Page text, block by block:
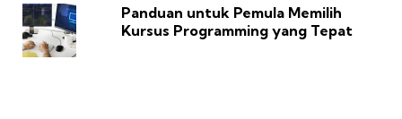
Panduan untuk Pemula Memilih
Kursus Programming yang Tepat